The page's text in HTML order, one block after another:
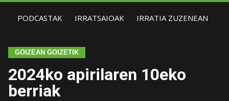
PODCASTAK IRRATSAIOAK IRRATIA ZUZENEAN
GOIZEAN GOIZETIK
2024ko apirilaren 10eko
berriak